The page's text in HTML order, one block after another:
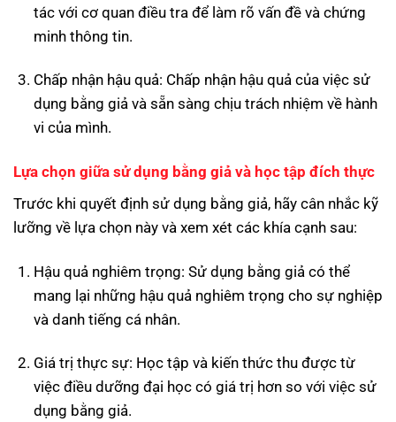
tác với cơ quan điều tra để làm rõ vấn đề và chứng
minh thông tin.
Chấp nhận hậu quả: Chấp nhận hậu quả của việc sử
dụng bằng giả và sẵn sàng chịu trách nhiệm về hành
vi của mình.
Lựa chọn giữa sử dụng bằng giả và học tập đích thực
Trước khi quyết định sử dụng bằng giả, hãy cân nhắc kỹ
lưỡng về lựa chọn này và xem xét các khía cạnh sau:
Hậu quả nghiêm trọng: Sử dụng bằng giả có thể
mang lại những hậu quả nghiêm trọng cho sự nghiệp
và danh tiếng cá nhân.
Giá trị thực sự: Học tập và kiến thức thu được từ
việc điều dưỡng đại học có giá trị hơn so với việc sử
dụng bằng giả.